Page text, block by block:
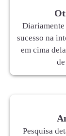
Diariamente
sucesso na
em cima
Pesquisa